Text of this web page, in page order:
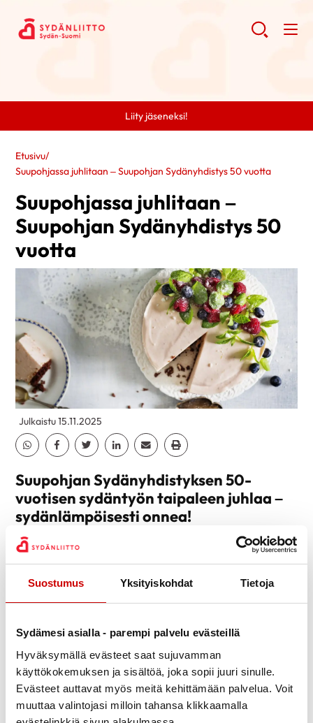
Suostumus Yksityiskohdat Tietoja
Sydämesi asialla - parempi palvelu evästeillä
Hyväksymällä evästeet saat sujuvamman
käyttökokemuksen ja sisältöä, joka sopii juuri sinulle.
Evästeet auttavat myös meitä kehittämään palvelua. Voit
muuttaa valintojasi milloin tahansa klikkaamalla
Liity jäseneksi!
Etusivu/
Suupohjassa juhlitaan – Suupohjan Sydänyhdistys 50 vuotta
Suupohjassa juhlitaan –
Suupohjan Sydänyhdistys 50
vuotta
Julkaistu 15.11.2025
Jaa Whatsapp
Jaa Facebook
Jaa TwitterJaa Linkedin
Jaa EmailJaa Print
Suupohjan Sydänyhdistyksen 50-
vuotisen sydäntyön taipaleen juhlaa –
sydänlämpöisesti onnea!
Toimitte sydänsairastuneiden, läheisten ja muiden
sydänterveydestä kiinnostuneiden asukkaiden
hyväksi Isojoen, Karijoen ja Kauhajoen kuntien
alueella. Kuljette ihmisen rinnalla ja tarjoatte hänelle
aktiivista säännöllistä toimintaa koko toiminta-
alueellanne. Toimintanne monipuolisuus ja sen
sopivuus useille kohderyhmille on ehdoton
vahvuutenne.